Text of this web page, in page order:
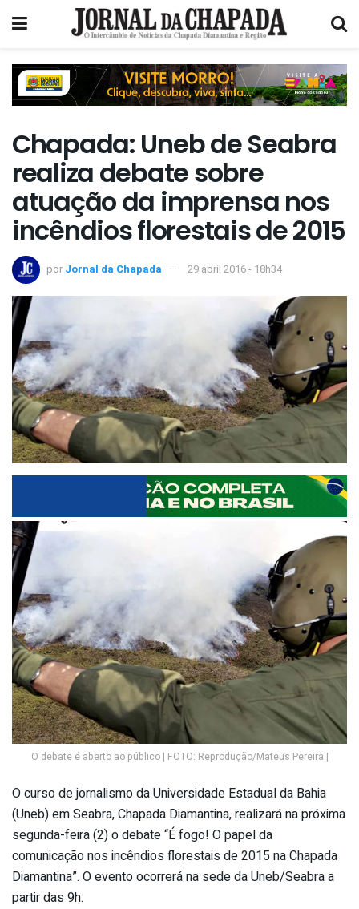
Chapada: Uneb de Seabra
realiza debate sobre
atuação da imprensa nos
incêndios florestais de 2015
por Jornal da Chapada 29 abril 2016 - 18h34
O debate é aberto ao público | FOTO: Reprodução/Mateus Pereira |
O curso de jornalismo da Universidade Estadual da Bahia
(Uneb) em Seabra, Chapada Diamantina, realizará na próxima
segunda-feira (2) o debate “É fogo! O papel da
comunicação nos incêndios florestais de 2015 na Chapada
Diamantina”. O evento ocorrerá na sede da Uneb/Seabra a
partir das 9h.